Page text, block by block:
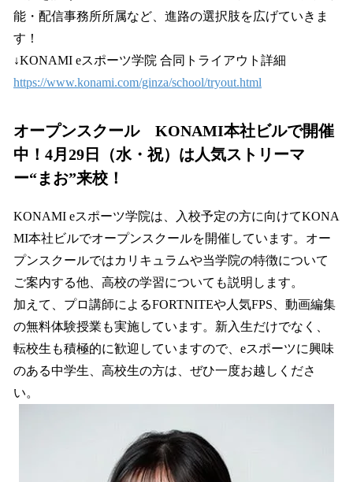
能・配信事務所所属など、進路の選択肢を広げていきま
す！
↓KONAMI eスポーツ学院 合同トライアウト詳細
https://www.konami.com/ginza/school/tryout.html
オープンスクール KONAMI本社ビルで開催
中！4月29日（水・祝）は人気ストリーマ
ー“まお”来校！
KONAMI eスポーツ学院は、入校予定の方に向けてKONA
MI本社ビルでオープンスクールを開催しています。オー
プンスクールではカリキュラムや当学院の特徴について
ご案内する他、高校の学習についても説明します。
加えて、プロ講師によるFORTNITEや人気FPS、動画編集
の無料体験授業も実施しています。新入生だけでなく、
転校生も積極的に歓迎していますので、eスポーツに興味
のある中学生、高校生の方は、ぜひ一度お越しくださ
い。